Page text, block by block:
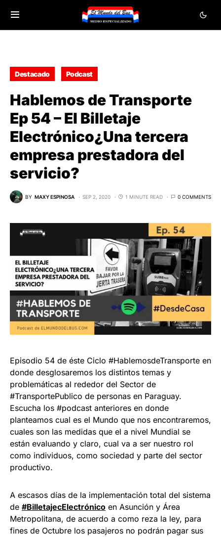
Destacado Podcast
Hablemos de Transporte
Ep 54 – El Billetaje
Electrónico¿Una tercera
empresa prestadora del
servicio?
BY MAXY ESPINOSA SEP 2, 2020 1 MINUTE READ 0 COMMENTS
Episodio 54 de éste Ciclo #HablemosdeTransporte en
donde desglosaremos los distintos temas y
problemáticas al rededor del Sector de
#TransportePublico de personas en Paraguay.
Escucha los #podcast anteriores en donde
planteamos cual es el Mundo que nos encontraremos,
cuales son las medidas que el a nivel Mundial se
están evaluando y claro, cual va a ser nuestro rol
como individuos, como sociedad y parte del sector
productivo.
A escasos días de la implementación total del sistema
de #BilletajecElectrónico en Asunción y Área
Metropolitana, de acuerdo a como reza la ley, para
fines de Octubre los pasajeros no podrán pagar sus